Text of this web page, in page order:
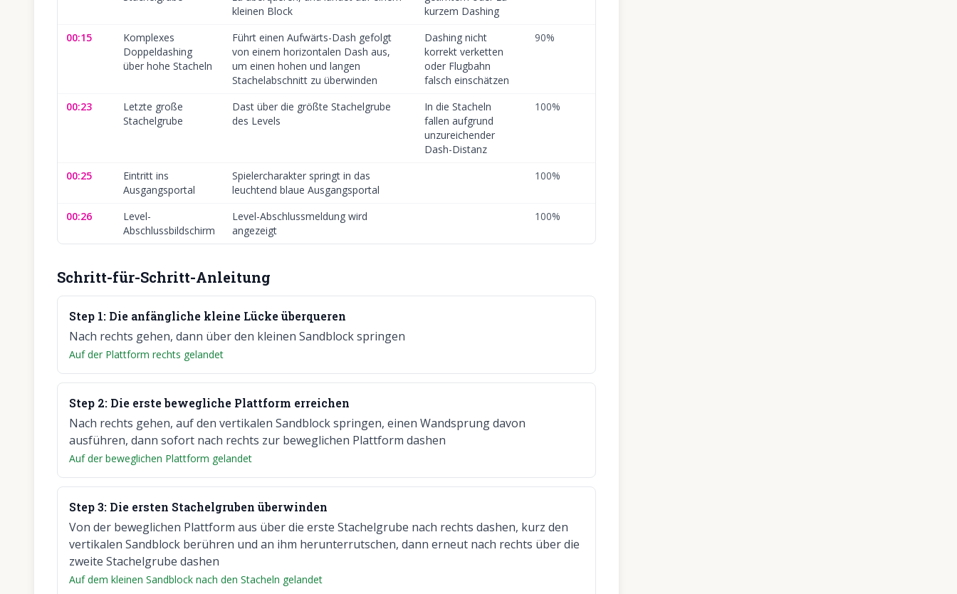
kleinen Block
kurzem Dashing
00:15
Komplexes
Doppeldashing
über hohe Stacheln
Führt einen Aufwärts-Dash gefolgt
von einem horizontalen Dash aus,
um einen hohen und langen
Stachelabschnitt zu überwinden
Dashing nicht
korrekt verketten
oder Flugbahn
falsch einschätzen
90%
00:23
Letzte große
Stachelgrube
Dast über die größte Stachelgrube
des Levels
In die Stacheln
fallen aufgrund
unzureichender
Dash-Distanz
100%
00:25
Eintritt ins
Ausgangsportal
Spielercharakter springt in das
leuchtend blaue Ausgangsportal
100%
00:26
Level-
Abschlussbildschirm
Level-Abschlussmeldung wird
angezeigt
100%
Schritt-für-Schritt-Anleitung
Step 1: Die anfängliche kleine Lücke überqueren
Nach rechts gehen, dann über den kleinen Sandblock springen
Auf der Plattform rechts gelandet
Step 2: Die erste bewegliche Plattform erreichen
Nach rechts gehen, auf den vertikalen Sandblock springen, einen Wandsprung davon
ausführen, dann sofort nach rechts zur beweglichen Plattform dashen
Auf der beweglichen Plattform gelandet
Step3: Die ersten Stachelgruben überwinden
Von der beweglichen Plattform aus über die erste Stachelgrube nach rechts dashen, kurz den
vertikalen Sandblock berühren und an ihm herunterrutschen, dann erneut nach rechts über die
zweite Stachelgrube dashen
Auf dem kleinen Sandblock nach den Stacheln gelandet